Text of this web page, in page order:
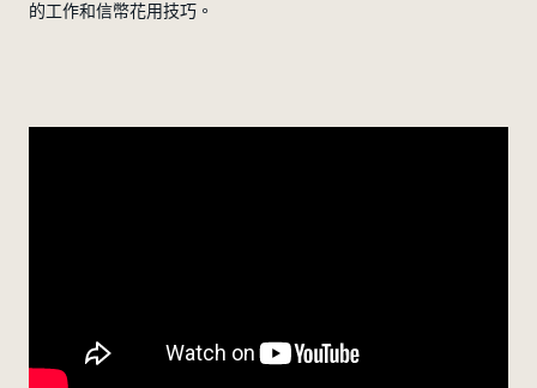
的工作和信幣花用技巧。